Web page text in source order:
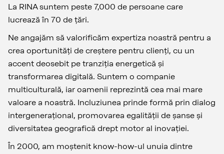
La RINA suntem peste 7,000 de persoane care
lucrează în 70 de țări.
Ne angajăm să valorificăm expertiza noastră pentru a
crea oportunități de creștere pentru clienți, cu un
accent deosebit pe tranziția energetică și
transformarea digitală. Suntem o companie
multiculturală, iar oamenii reprezintă cea mai mare
valoare a noastră. Incluziunea prinde formă prin dialog
intergenerațional, promovarea egalității de șanse și
diversitatea geografică drept motor al inovației.
În 2000, am moștenit know-how-ul unuia dintre